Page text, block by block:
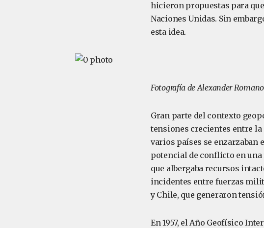
hicieron propuestas para
Naciones Unidas. Sin
esta idea.
Fotografía de Alexander
Gran parte del contexto
tensiones crecientes entre
varios países se
potencial de conflicto en
que albergaba recursos
incidentes entre fuerzas
y Chile, que generaron
En 1957, el Año Geofísico